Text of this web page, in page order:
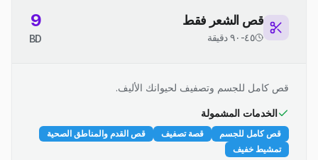
قص الشعر فقط
٤٥-٩٠ دقيقة
9
BD
قص كامل للجسم وتصفيف لحيوانك الأليف.
الخدمات المشمولة
قص كامل للجسم قصة تصفيف
قص القدم والمناطق الصحية
تمشيط خفيف